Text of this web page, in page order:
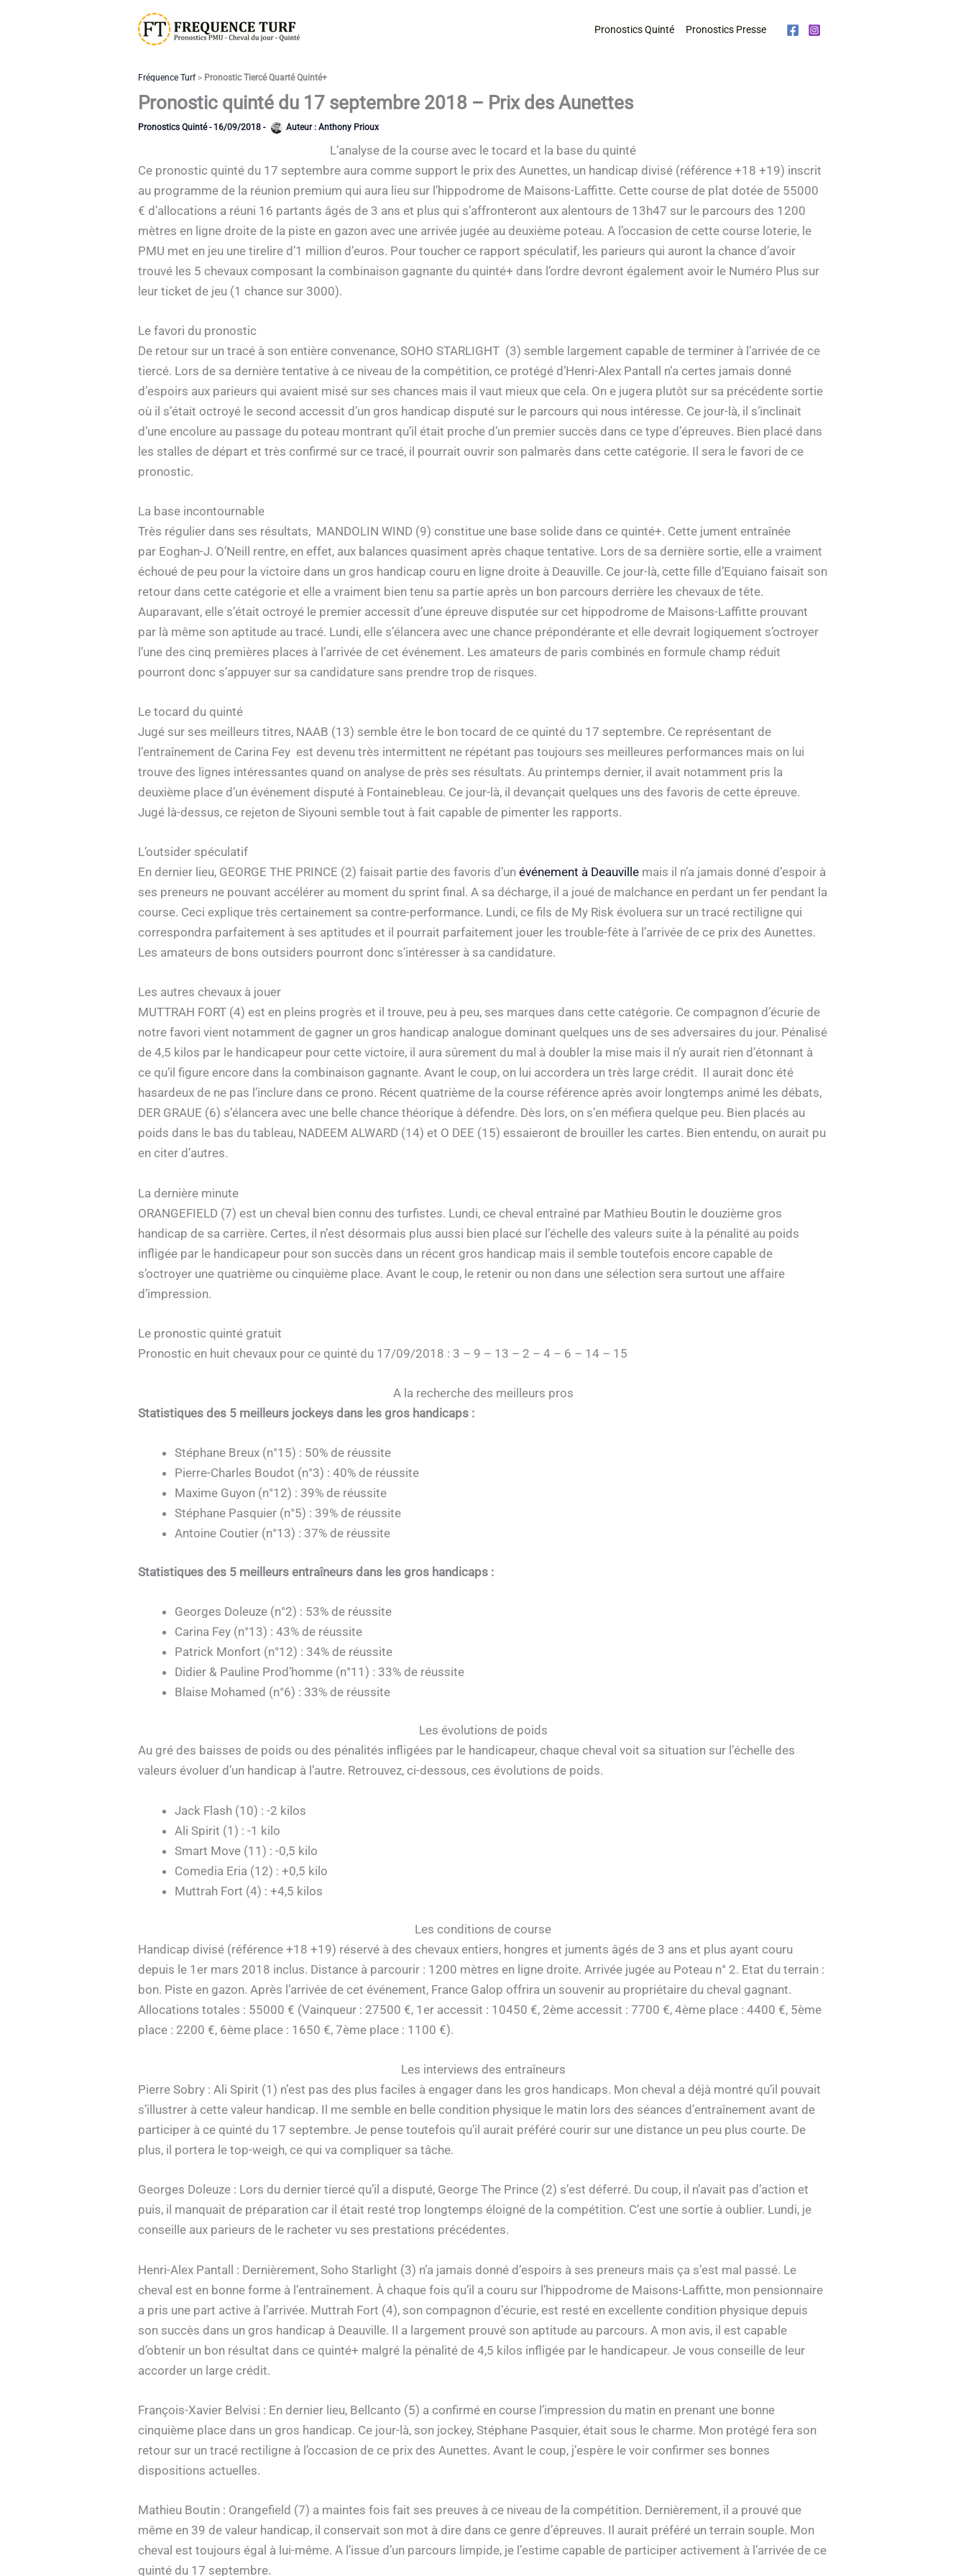
Pronostics Quinté Pronostics Presse
Fréquence Turf> Pronostic Tiercé Quarté Quinté+
Pronostic quinté du 17 septembre 2018 – Prix des Aunettes
Pronostics Quinté- 16/09/2018 - Auteur : Anthony Prioux
L’analyse de la course avec le tocard et la base du quinté
Ce pronostic quinté du 17 septembre aura comme support le prix des Aunettes, un handicap divisé (référence +18 +19) inscrit
au programme de la réunion premium qui aura lieu sur l’hippodrome de Maisons-Laffitte. Cette course de plat dotée de 55000
€ d’allocations a réuni 16 partants âgés de 3 ans et plus qui s’affronteront aux alentours de 13h47 sur le parcours des 1200
mètres en ligne droite de la piste en gazon avec une arrivée jugée au deuxième poteau. A l’occasion de cette course loterie, le
PMU met en jeu une tirelire d’1 million d’euros. Pour toucher ce rapport spéculatif, les parieurs qui auront la chance d’avoir
trouvé les 5 chevaux composant la combinaison gagnante du quinté+ dans l’ordre devront également avoir le Numéro Plus sur
leur ticket de jeu (1 chance sur 3000).
Le favori du pronostic
De retour sur un tracé à son entière convenance, SOHO STARLIGHT (3) semble largement capable de terminer à l’arrivée de ce
tiercé. Lors de sa dernière tentative à ce niveau de la compétition, ce protégé d’Henri-Alex Pantall n’a certes jamais donné
d’espoirs aux parieurs qui avaient misé sur ses chances mais il vaut mieux que cela. On e jugera plutôt sur sa précédente sortie
où il s’était octroyé le second accessit d’un gros handicap disputé sur le parcours qui nous intéresse. Ce jour-là, il s’inclinait
d’une encolure au passage du poteau montrant qu’il était proche d’un premier succès dans ce type d’épreuves. Bien placé dans
les stalles de départ et très confirmé sur ce tracé, il pourrait ouvrir son palmarès dans cette catégorie. Il sera le favori de ce
pronostic.
La base incontournable
Très régulier dans ses résultats, MANDOLIN WIND (9) constitue une base solide dans ce quinté+. Cette jument entraînée
par Eoghan-J. O’Neill rentre, en effet, aux balances quasiment après chaque tentative. Lors de sa dernière sortie, elle a vraiment
échoué de peu pour la victoire dans un gros handicap couru en ligne droite à Deauville. Ce jour-là, cette fille d’Equiano faisait son
retour dans cette catégorie et elle a vraiment bien tenu sa partie après un bon parcours derrière les chevaux de tête.
Auparavant, elle s’était octroyé le premier accessit d’une épreuve disputée sur cet hippodrome de Maisons-Laffitte prouvant
par là même son aptitude au tracé. Lundi, elle s’élancera avec une chance prépondérante et elle devrait logiquement s’octroyer
l’une des cinq premières places à l’arrivée de cet événement. Les amateurs de paris combinés en formule champ réduit
pourront donc s’appuyer sur sa candidature sans prendre trop de risques.
Le tocard du quinté
Jugé sur ses meilleurs titres, NAAB (13) semble être le bon tocard de ce quinté du 17 septembre. Ce représentant de
l’entraînement de Carina Fey est devenu très intermittent ne répétant pas toujours ses meilleures performances mais on lui
trouve des lignes intéressantes quand on analyse de près ses résultats. Au printemps dernier, il avait notamment pris la
deuxième place d’un événement disputé à Fontainebleau. Ce jour-là, il devançait quelques uns des favoris de cette épreuve.
Jugé là-dessus, ce rejeton de Siyouni semble tout à fait capable de pimenter les rapports.
L’outsider spéculatif
En dernier lieu, GEORGE THE PRINCE (2) faisait partie des favoris d’un événement à Deauville mais il n’a jamais donné d’espoir à
ses preneurs ne pouvant accélérer au moment du sprint final. A sa décharge, il a joué de malchance en perdant un fer pendant la
course. Ceci explique très certainement sa contre-performance. Lundi, ce fils de My Risk évoluera sur un tracé rectiligne qui
correspondra parfaitement à ses aptitudes et il pourrait parfaitement jouer les trouble-fête à l’arrivée de ce prix des Aunettes.
Les amateurs de bons outsiders pourront donc s’intéresser à sa candidature.
Les autres chevaux à jouer
MUTTRAH FORT (4) est en pleins progrès et il trouve, peu à peu, ses marques dans cette catégorie. Ce compagnon d’écurie de
notre favori vient notamment de gagner un gros handicap analogue dominant quelques uns de ses adversaires du jour. Pénalisé
de 4,5 kilos par le handicapeur pour cette victoire, il aura sûrement du mal à doubler la mise mais il n’y aurait rien d’étonnant à
ce qu’il figure encore dans la combinaison gagnante. Avant le coup, on lui accordera un très large crédit. Il aurait donc été
hasardeux de ne pas l’inclure dans ce prono. Récent quatrième de la course référence après avoir longtemps animé les débats,
DER GRAUE (6) s’élancera avec une belle chance théorique à défendre. Dès lors, on s’en méfiera quelque peu. Bien placés au
poids dans le bas du tableau, NADEEM ALWARD (14) et O DEE (15) essaieront de brouiller les cartes. Bien entendu, on aurait pu
en citer d’autres.
La dernière minute
ORANGEFIELD (7) est un cheval bien connu des turfistes. Lundi, ce cheval entraîné par Mathieu Boutin le douzième gros
handicap de sa carrière. Certes, il n’est désormais plus aussi bien placé sur l’échelle des valeurs suite à la pénalité au poids
infligée par le handicapeur pour son succès dans un récent gros handicap mais il semble toutefois encore capable de
s’octroyer une quatrième ou cinquième place. Avant le coup, le retenir ou non dans une sélection sera surtout une affaire
d’impression.
Le pronostic quinté gratuit
Pronostic en huit chevaux pour ce quinté du 17/09/2018 : 3 – 9 – 13 – 2 – 4 – 6 – 14 – 15
A la recherche des meilleurs pros
Statistiques des 5 meilleurs jockeys dans les gros handicaps :
Stéphane Breux (n°15) : 50% de réussite
Pierre-Charles Boudot (n°3) : 40% de réussite
Maxime Guyon (n°12) : 39% de réussite
Stéphane Pasquier (n°5) : 39% de réussite
Antoine Coutier (n°13) : 37% de réussite
Statistiques des 5 meilleurs entraîneurs dans les gros handicaps :
Georges Doleuze (n°2) : 53% de réussite
Carina Fey (n°13) : 43% de réussite
Patrick Monfort (n°12) : 34% de réussite
Didier & Pauline Prod’homme (n°11) : 33% de réussite
Blaise Mohamed (n°6) : 33% de réussite
Les évolutions de poids
Au gré des baisses de poids ou des pénalités infligées par le handicapeur, chaque cheval voit sa situation sur l’échelle des
valeurs évoluer d’un handicap à l’autre. Retrouvez, ci-dessous, ces évolutions de poids.
Jack Flash (10) : -2 kilos
Ali Spirit (1) : -1 kilo
Smart Move (11) : -0,5 kilo
Comedia Eria (12) : +0,5 kilo
Muttrah Fort (4) : +4,5 kilos
Les conditions de course
Handicap divisé (référence +18 +19) réservé à des chevaux entiers, hongres et juments âgés de 3 ans et plus ayant couru
depuis le 1er mars 2018 inclus. Distance à parcourir : 1200 mètres en ligne droite. Arrivée jugée au Poteau n° 2. Etat du terrain :
bon. Piste en gazon. Après l’arrivée de cet événement, France Galop offrira un souvenir au propriétaire du cheval gagnant.
Allocations totales : 55000 € (Vainqueur : 27500 €, 1er accessit : 10450 €, 2ème accessit : 7700 €, 4ème place : 4400 €, 5ème
place : 2200 €, 6ème place : 1650 €, 7ème place : 1100 €).
Les interviews des entraîneurs
Pierre Sobry : Ali Spirit (1) n’est pas des plus faciles à engager dans les gros handicaps. Mon cheval a déjà montré qu’il pouvait
s’illustrer à cette valeur handicap. Il me semble en belle condition physique le matin lors des séances d’entraînement avant de
participer à ce quinté du 17 septembre. Je pense toutefois qu’il aurait préféré courir sur une distance un peu plus courte. De
plus, il portera le top-weigh, ce qui va compliquer sa tâche.
Georges Doleuze : Lors du dernier tiercé qu’il a disputé, George The Prince (2) s’est déferré. Du coup, il n’avait pas d’action et
puis, il manquait de préparation car il était resté trop longtemps éloigné de la compétition. C’est une sortie à oublier. Lundi, je
conseille aux parieurs de le racheter vu ses prestations précédentes.
Henri-Alex Pantall : Dernièrement, Soho Starlight (3) n’a jamais donné d’espoirs à ses preneurs mais ça s’est mal passé. Le
cheval est en bonne forme à l’entraînement. À chaque fois qu’il a couru sur l’hippodrome de Maisons-Laffitte, mon pensionnaire
a pris une part active à l’arrivée. Muttrah Fort (4), son compagnon d’écurie, est resté en excellente condition physique depuis
son succès dans un gros handicap à Deauville. Il a largement prouvé son aptitude au parcours. A mon avis, il est capable
d’obtenir un bon résultat dans ce quinté+ malgré la pénalité de 4,5 kilos infligée par le handicapeur. Je vous conseille de leur
accorder un large crédit.
François-Xavier Belvisi : En dernier lieu, Bellcanto (5) a confirmé en course l’impression du matin en prenant une bonne
cinquième place dans un gros handicap. Ce jour-là, son jockey, Stéphane Pasquier, était sous le charme. Mon protégé fera son
retour sur un tracé rectiligne à l’occasion de ce prix des Aunettes. Avant le coup, j’espère le voir confirmer ses bonnes
dispositions actuelles.
Mathieu Boutin : Orangefield (7) a maintes fois fait ses preuves à ce niveau de la compétition. Dernièrement, il a prouvé que
même en 39 de valeur handicap, il conservait son mot à dire dans ce genre d’épreuves. Il aurait préféré un terrain souple. Mon
cheval est toujours égal à lui-même. A l’issue d’un parcours limpide, je l’estime capable de participer activement à l’arrivée de ce
quinté du 17 septembre.